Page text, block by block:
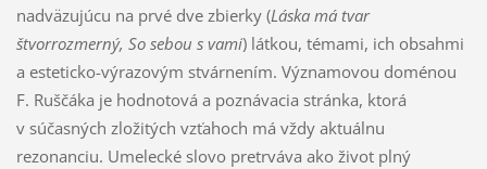
nadväzujúcu na prvé dve zbierky (Láska má tvar
štvorrozmerný, So sebou s vami) látkou, témami, ich obsahmi
a esteticko-výrazovým stvárnením. Významovou doménou
F. Ruščáka je hodnotová a poznávacia stránka, ktorá
v súčasných zložitých vzťahoch má vždy aktuálnu
rezonanciu. Umelecké slovo pretrváva ako život plný